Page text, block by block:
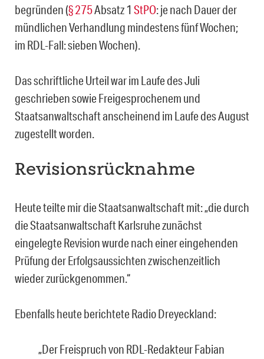
begründen (§ 275Absatz 1 StPO: je nach Dauer der
mündlichen Verhandlung mindestens fünf Wochen;
im RDL-Fall: sieben Wochen).
Das schriftliche Urteil war im Laufe des Juli
geschrieben sowie Freigesprochenem und
Staatsanwaltschaft anscheinend im Laufe des August
zugestellt worden.
Revisionsrücknahme
Heute teilte mir die Staatsanwaltschaft mit: „die durch
die Staatsanwaltschaft Karlsruhe zunächst
eingelegte Revision wurde nach einer eingehenden
Prüfung der Erfolgsaussichten zwischenzeitlich
wieder zurückgenommen.“
Ebenfalls heute berichtete Radio Dreyeckland:
„Der Freispruch von RDL-Redakteur Fabian